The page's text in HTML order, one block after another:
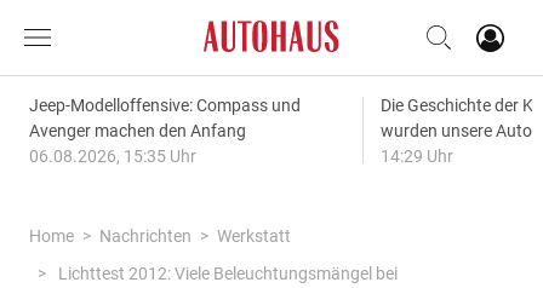
Jeep-Modelloffensive: Compass und
Avenger machen den Anfang
06.08.2026, 15:35 Uhr
Die Geschichte der
wurden unsere
14:29 Uhr
Home Nachrichten
Werkstatt
Lichttest 2012: Viele Beleuchtungsmängel bei